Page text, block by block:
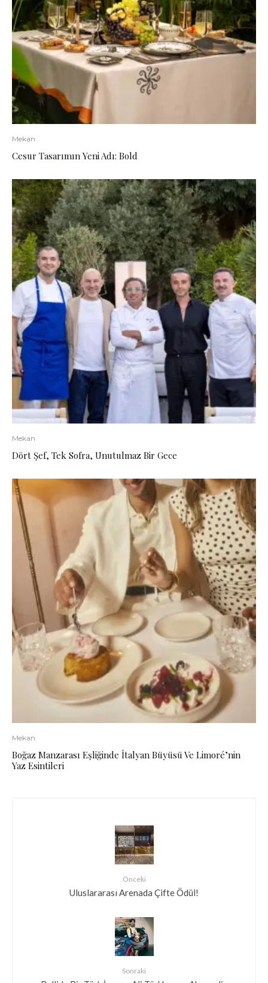
Mekan
Cesur Tasarımın Yeni Adı: Bold
Mekan
Dört Şef, Tek Sofra, Unutulmaz Bir Gece
Mekan
Boğaz Manzarası Eşliğinde İtalyan Büyüsü Ve Limoré’nin
Yaz Esintileri
Önceki
Uluslararası Arenada Çifte Ödül!
Sonraki